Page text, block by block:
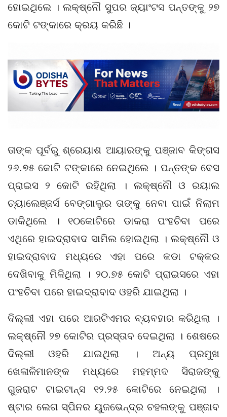
ହୋଇଥିଲେ । ଲକ୍ଷ୍ନୌ ସୁପର ଜ୍ୟାଂଟସ ପନ୍ତଙ୍କୁ ୨୭
କୋଟି ଟଙ୍କାରେ କ୍ରୟ କରିଛି ।
ତାଙ୍କ ପୂର୍ବରୁ ଶ୍ରେୟାଶ ଆୟାରଙ୍କୁ ପଞ୍ଜାବ କିଙ୍ଗସ
୨୬.୭୫ କୋଟି ଟଙ୍କାରେ ନେଇଥିଲେ । ପନ୍ତଙ୍କ ବେସ
ପ୍ରାଇସ ୨ କୋଟି ରହିଥିଲା । ଲକ୍ଷ୍ନୌ ଓ ରୟାଲ
ଚ୍ୟାଲେଞ୍ଜର୍ସ ବେଙ୍ଗାଲୁର ତାଙ୍କୁ ନେବା ପାଇଁ ନିଲାମ
ଡାକିଥିଲେ । ୧୦କୋଟିରେ ଡାକରା ପଂହଚିବା ପରେ
ଏଥିରେ ହାଇଦ୍ରାବାଦ ସାମିଲ ହୋଇଥିଲା । ଲକ୍ଷ୍ନୌ ଓ
ହାଇଦ୍ରାବାଦ ମଧ୍ୟରେ ଏହା ପରେ କଡା ଟକ୍କର
ଦେଖିବାକୁ ମିଳିଥିଲା । ୨୦.୭୫ କୋଟି ପ୍ରାଇସରେ ଏହା
ପଂହଚିବା ପରେ ହାଇଦ୍ରାବାଦ ଓହରି ଯାଇଥିଲା ।
ଦିଲ୍ଲୀ ଏହା ପରେ ଆରଟିଏମର ବ୍ୟବହାର କରିଥିଲା ।
ଲକ୍ଷ୍ନୌ ୨୭ କୋଟିର ପ୍ରସ୍ତାବ ଦେଇଥିଲା । ଶେଷରେ
ଦିଲ୍ଲୀ ଓହରି ଯାଇଥିଲା । ଅନ୍ୟ ପ୍ରମୁଖ
ଖେଳାଳିମାନଙ୍କ ମଧ୍ୟରେ ମହମ୍ମଦ ସିରାଜଙ୍କୁ
ଗୁଜରାଟ ଟାଇଟାନ୍ସ ୧୨.୨୫ କୋଟିରେ ନେଇଥିଲା ।
ଷ୍ଟାର ଲେଗ ସ୍ପିନର ୟୁଜଭେନ୍ଦ୍ର ଚହଲଙ୍କୁ ପଞ୍ଜାବ